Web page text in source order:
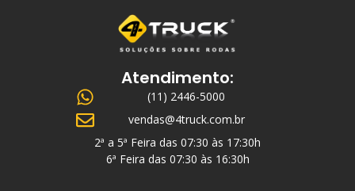
Atendimento:
(11) 2446-5000
vendas@4truck.com.br
2ª a 5ª Feira das 07:30 às 17:30h
6ª Feira das 07:30 às 16:30h